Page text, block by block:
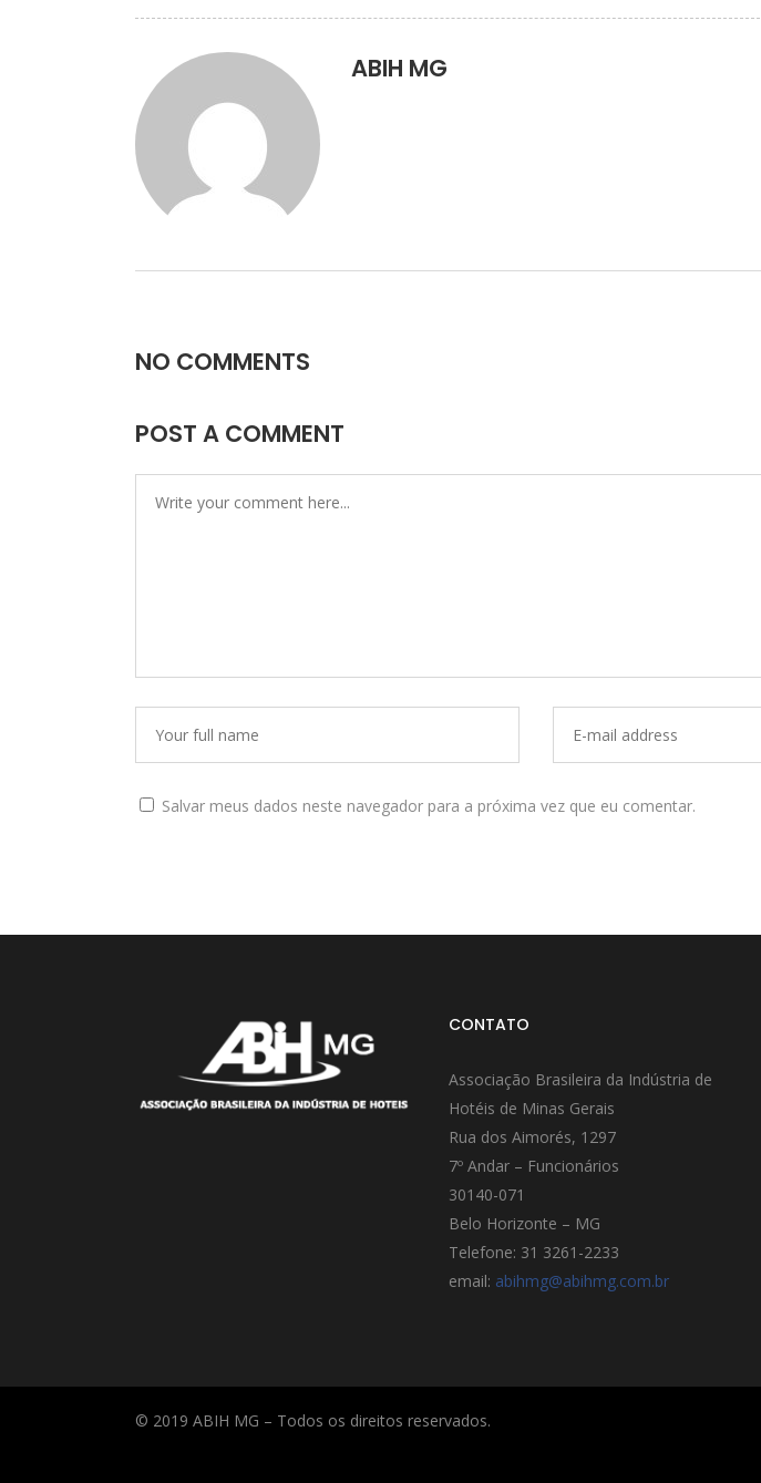
ABIH MG
NO COMMENTS
POST A COMMENT
Salvar meus dados neste navegador para a próxima vez que eu comentar.
CONTATO
Associação Brasileira da Indústria de
Hotéis de Minas Gerais
Rua dos Aimorés, 1297
7º Andar – Funcionários
30140-071
Belo Horizonte – MG
Telefone: 31 3261-2233
email: abihmg@abihmg.com.br
© 2019 ABIH MG – Todos os direitos reservados.